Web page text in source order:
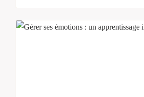
en pleine nature.